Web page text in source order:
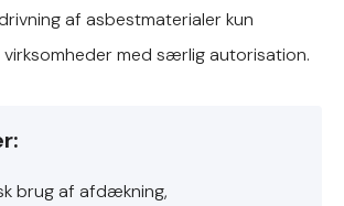
af asbestmaterialer kun
med særlig autorisation.
brug af afdækning,